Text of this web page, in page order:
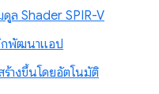
ดูล Shader SPIR-V
กพัฒนาแอป
างขึ้นโดยอัตโนมัติ